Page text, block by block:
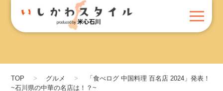
TOP グルメ
「食べログ 中国料理 百名店 2024」発表！
~石川県の中華の名店は！？~